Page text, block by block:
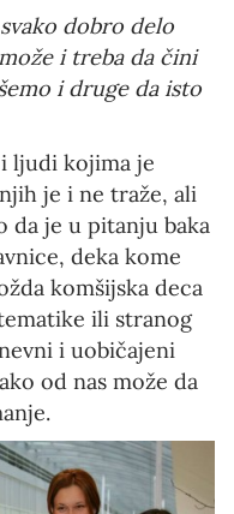
dobro delo
i treba da čini
i druge da isto
ljudi kojima je
je i ne traže, ali
da je u pitanju baka
deka kome
komšijska deca
ili stranog
i uobičajeni
od nas može da